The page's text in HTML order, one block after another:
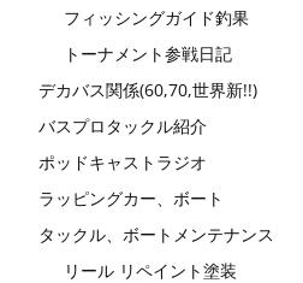
フィッシングガイド釣果
トーナメント参戦日記
デカバス関係(60,70,世界新!!)
バスプロタックル紹介
ポッドキャストラジオ
ラッピングカー、ボート
タックル、ボートメンテナンス
リール リペイント塗装